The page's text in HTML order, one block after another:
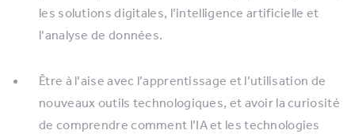
les solutions digitales, l’intelligence artificielle et
l’analyse de données.
Être à l’aise avec l’apprentissage et l’utilisation de
nouveaux outils technologiques, et avoir la curiosité
de comprendre comment l’IA et les technologies